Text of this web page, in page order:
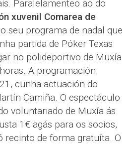
Paralelamenteo ao do
xuvenil Comarea de
seu programa de nadal que
partida de Póker Texas
no polideportivo de Muxía
A programación
cunha actuación do
Camiña. O espectáculo
voluntariado de Muxía ás
1€ agás para os socios,
recinto de forma gratuíta. O